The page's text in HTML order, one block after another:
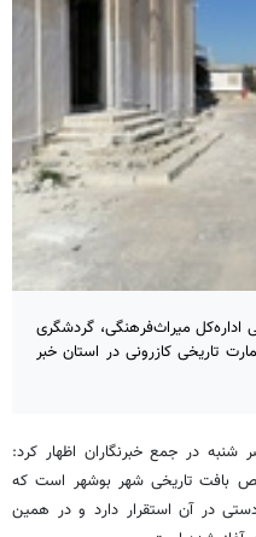
اداره‌کل میراث‌فرهنگی، گردشگری
تاریخی کازرونی در استان خبر
شنبه در جمع خبرنگاران اظهار کرد:
بافت تاریخی شهر بوشهر است که
در آن استقرار دارد و در همین